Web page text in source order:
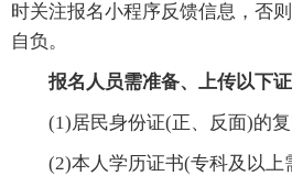
时关注报名小程序反馈信息，否
自负。
报名人员需准备、上传以下
(1)居民身份证(正、反面)的复
(2)本人学历证书(专科及以上